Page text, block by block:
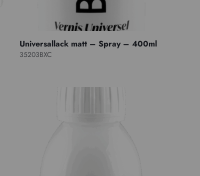
Universallack matt – Spray – 400ml
35203BXC